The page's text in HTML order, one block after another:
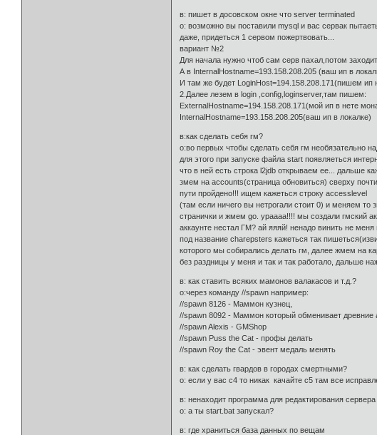
в: пишет в досовском окне что server terminated
о: возможно вы поставили mysql и вас сервак
даже, придеться 1 сервом пожертвовать...
вариант №2
Для начала нужно чтоб сам серв пахал,потом
А в InternalHostname=193.158.208.205 (ваш ип в
И там же будет LoginHost=194.158.208.171(пишем ип
2.Далее лезем в login ,config,loginserver,там пишем:
ExternalHostname=194.158.208.171(мой ип в нете
InternalHostname=193.158.208.205(ваш ип в локалке)
в:как сделать себя гм?
о:во первых чтобы сделать себя гм необязательно
для этого при запуске файла start появляеться
что в ней есть строка l2jdb открываем ее... дальше
змем на accounts(страница обновиться) сверху
пути пройдено!!! ищем кажеться строку accesslevel
(там если ничего вы нетрогали стоит 0) и меняем
странички и жмем go. ураааа!!!! мы создали гмский
аккаунте нестал ГМ? ай яяяй! ненадо винить не
под название charepsters кажеться так
которого мы собирались делать гм, далее жмем на
без раздницы у меня и так и так работало, дальше
в: как ставить всяких мамонов валакасов и т.д.?
о:через команду //spawn например:
//spawn 8126 - Маммон кузнец,
//spawn 8092 - Маммон который обменивает древние
//spawn Alexis - GMShop
//spawn Puss the Cat - профы делать
//spawn Roy the Cat - эвент медаль менять
в: как сделать гвардов в городах смертными?
о: если у вас с4 то никак качайте с5 там все
в: ненаходит программа для редактирования сервера
о: а ты start.bat запускал?
в: где храниться база данных по вещам